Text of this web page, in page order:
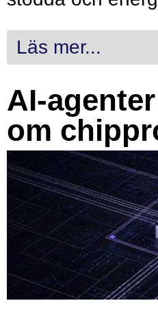
Läs mer...
AI-
om